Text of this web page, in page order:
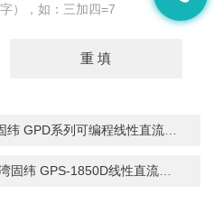
），如：三加四=7
GPD系列可编程线性直流电源
纬 GPS-1850D线性直流电源